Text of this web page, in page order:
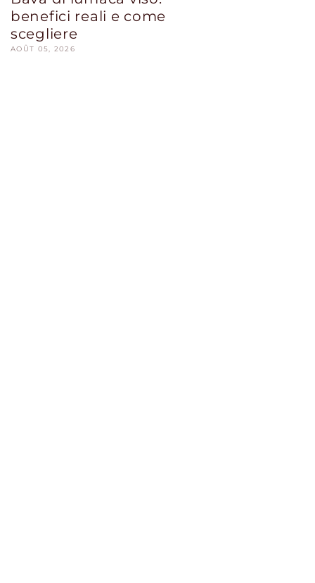
benefici reali e come
scegliere
AOÛT 05, 2026